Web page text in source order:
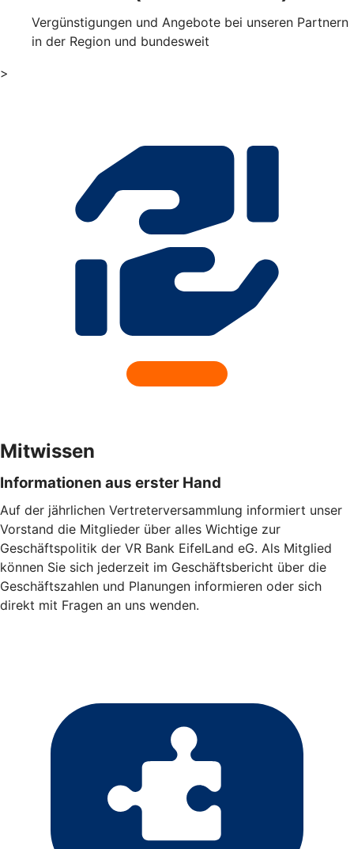
Vergünstigungen und Angebote bei unseren Partnern
in der Region und bundesweit
>
Mitwissen
Informationen aus erster Hand
Auf der jährlichen Vertreterversammlung informiert unser
Vorstand die Mitglieder über alles Wichtige zur
Geschäftspolitik der VR Bank EifelLand eG. Als Mitglied
können Sie sich jederzeit im Geschäftsbericht über die
Geschäftszahlen und Planungen informieren oder sich
direkt mit Fragen an uns wenden.